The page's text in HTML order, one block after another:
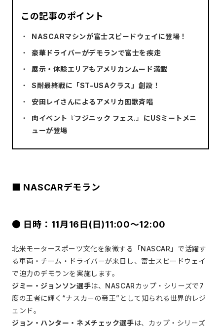
この記事のポイント
NASCARマシンが富士スピードウェイに登場！
豪華ドライバーがデモランで富士を疾走
展示・体験エリアもアメリカンムード満載
S耐最終戦に「ST-USAクラス」創設！
安田レイさんによるアメリカ国歌斉唱
肉イベント『フジニック フェス.』にUSミートメニ
ューが登場
■ NASCARデモラン
● 日時：11月16日(日)11:00～12:00
北米モータースポーツ文化を象徴する「NASCAR」で活躍す
る車両・チーム・ドライバーが来日し、富士スピードウェイ
で迫力のデモランを実施します。
ジミー・ジョンソン選手は、NASCARカップ・シリーズで7
度の王者に輝く“ナスカーの帝王”として知られる世界的レジ
ェンド。
ジョン・ハンター・ネメチェック選手は、カップ・シリーズ